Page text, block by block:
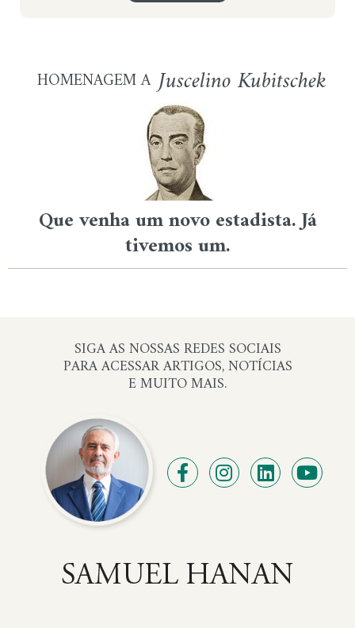
HOMENAGEM A Juscelino Kubitschek
Que venha um novo estadista. Já
tivemos um.
SIGA AS NOSSAS REDES SOCIAIS
PARA ACESSAR ARTIGOS, NOTÍCIAS
E MUITO MAIS.